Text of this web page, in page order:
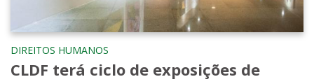
DIREITOS HUMANOS
CLDF terá ciclo de exposições de